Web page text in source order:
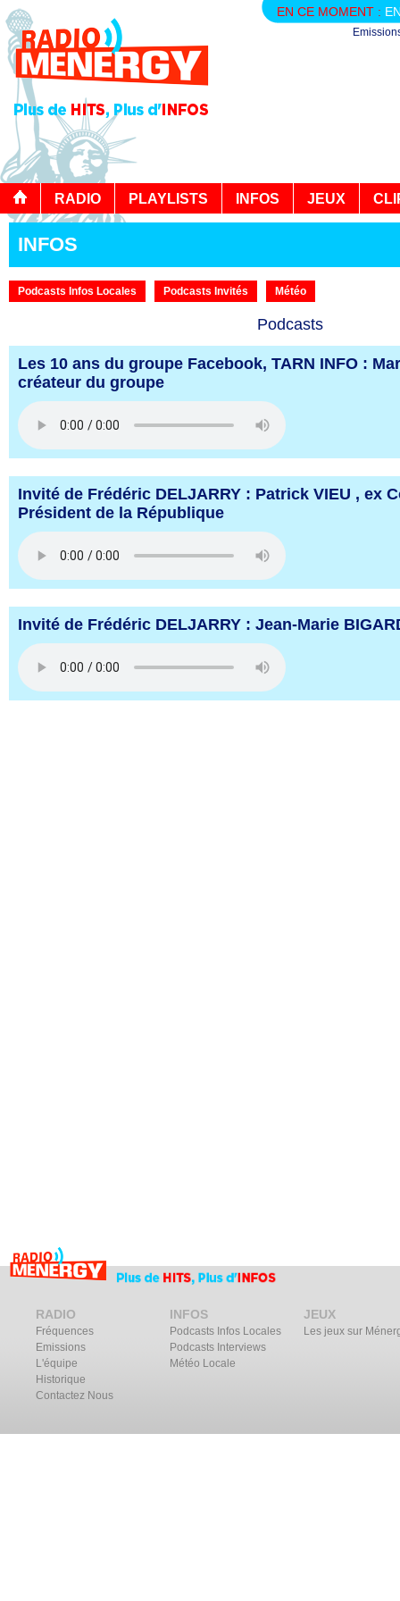
EN CE MOMENT :
RADIO PLAYLISTS INFOS JEUX
INFOS
Podcasts Infos Locales Podcasts Invités Météo
Podcasts
Les 10 ans du groupe Facebook, TARN INFO :
créateur du groupe
Invité de Frédéric DELJARRY : Patrick VIEU , ex
Président de la République
Invité de Frédéric DELJARRY : Jean-Marie
RADIO
Fréquences
Emissions
L'équipe
Historique
Contactez Nous
INFOS
Podcasts Infos Locales
Podcasts Interviews
Météo Locale
JEUX
Les jeux sur